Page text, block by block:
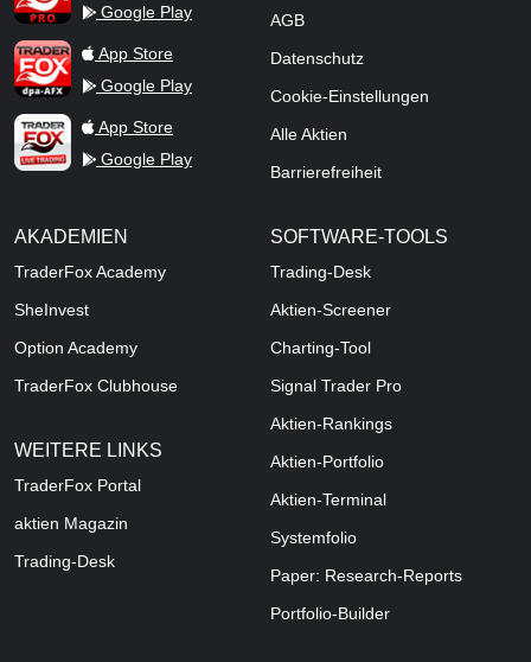
Google Play
TraderFox dpa-AFX ProFeed
App Store
Google Play
TraderFox Live Trading
App Store
Google Play
AGB
Datenschutz
Cookie-Einstellungen
Alle Aktien
Barrierefreiheit
AKADEMIEN
TraderFox Academy
SheInvest
Option Academy
TraderFox Clubhouse
WEITERE LINKS
TraderFox Portal
aktien Magazin
Trading-Desk
SOFTWARE-TOOLS
Trading-Desk
Aktien-Screener
Charting-Tool
Signal Trader Pro
Aktien-Rankings
Aktien-Portfolio
Aktien-Terminal
Systemfolio
Paper: Research-Reports
Portfolio-Builder